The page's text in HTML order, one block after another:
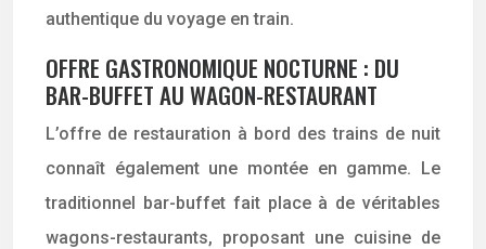
authentique du voyage en train.
OFFRE GASTRONOMIQUE NOCTURNE : DU
BAR-BUFFET AU WAGON-RESTAURANT
L’offre de restauration à bord des trains de nuit
connaît également une montée en gamme. Le
traditionnel bar-buffet fait place à de véritables
wagons-restaurants, proposant une cuisine de